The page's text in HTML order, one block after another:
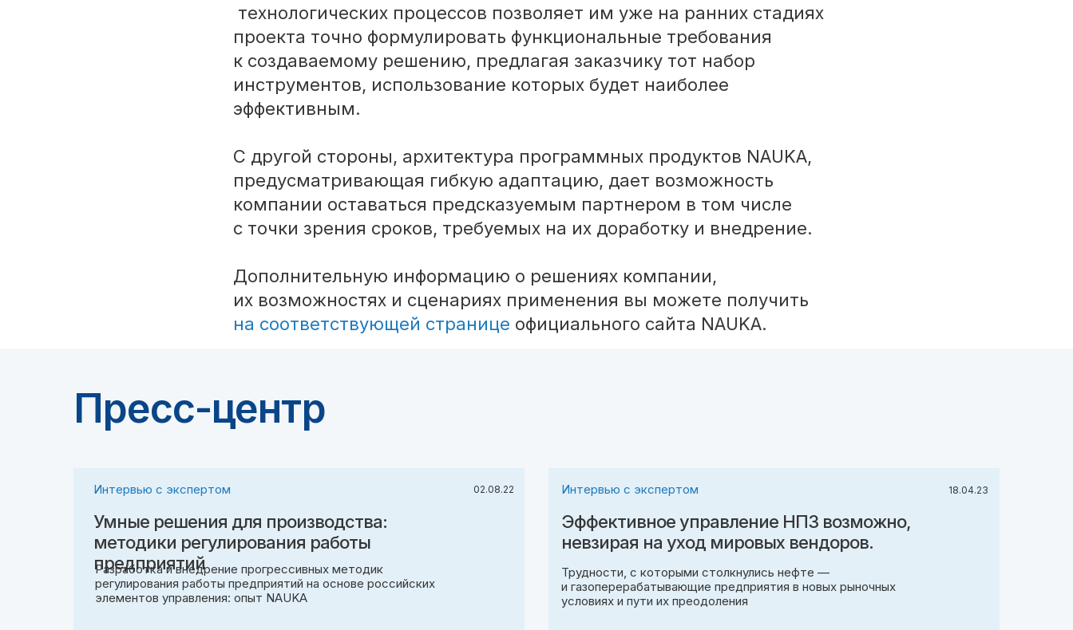
технологических процессов позволяет им уже на ранних стадиях
проекта точно формулировать функциональные требования
к создаваемому решению, предлагая заказчику тот набор
инструментов, использование которых будет наиболее
эффективным.
С другой стороны, архитектура программных продуктов NAUKA,
предусматривающая гибкую адаптацию, дает возможность
компании оставаться предсказуемым партнером в том числе
с точки зрения сроков, требуемых на их доработку и внедрение.
Дополнительную информацию о решениях компании,
их возможностях и сценариях применения вы можете получить
на соответствующей странице официального сайта NAUKA.
Пресс-центр
02.08.22
Интервью с экспертом
Умные решения для производства:
методики регулирования работы
предприятий
Разработка и внедрение прогрессивных методик
регулирования работы предприятий на основе российских
элементов управления: опыт NAUKA
18.04.23
Интервью с экспертом
Эффективное управление НПЗ возможно,
невзирая на уход мировых вендоров.
Трудности, с которыми столкнулись нефте —
и газоперерабатывающие предприятия в новых рыночных
условиях и пути их преодоления